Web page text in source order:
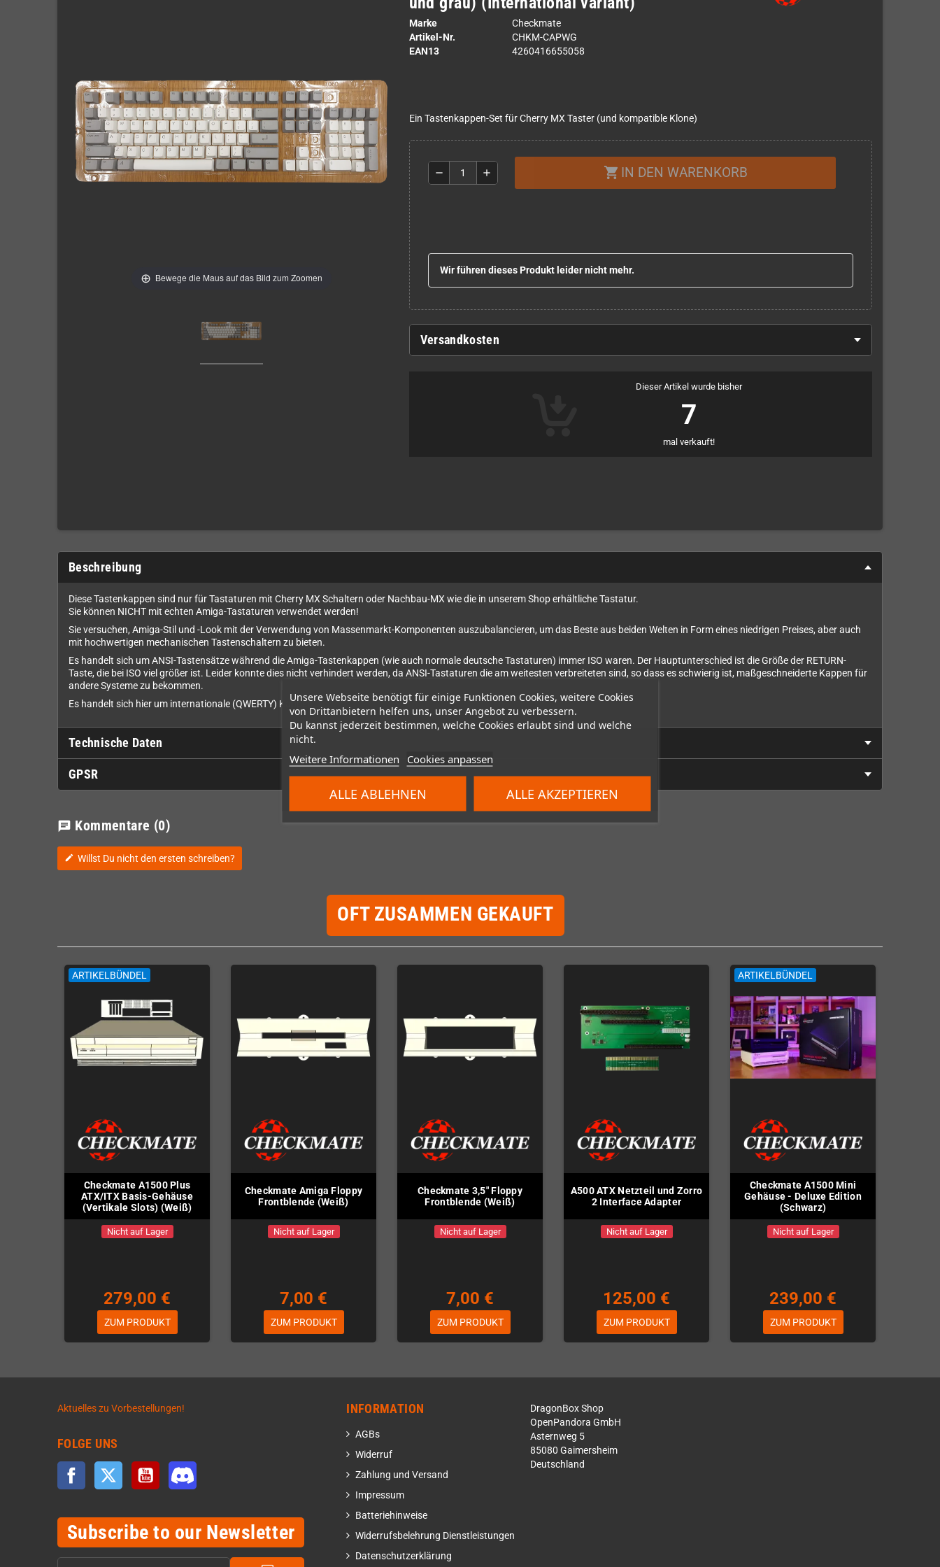
Unsere Webseite benötigt für einige Funktionen Cookies, weitere Cookies
von Drittanbietern helfen uns, unser Angebot zu verbessern.
Du kannst jederzeit bestimmen, welche Cookies erlaubt sind und welche
nicht.
Weitere Informationen Cookies anpassen
ALLE ABLEHNEN ALLE AKZEPTIEREN
Bewege die Maus auf das Bild zum Zoomen
Marke
Checkmate
Artikel-Nr.
CHKM-CAPWG
EAN13
4260416655058
Ein Tastenkappen-Set für Cherry MX Taster (und kompatible Klone)
remove add shopping_cart IN DEN WARENKORB
Wir führen dieses Produkt leider nicht mehr.
Versandkosten
Dieser Artikel wurde bisher
7
mal verkauft!
Beschreibung
Diese Tastenkappen sind nur für Tastaturen mit Cherry MX Schaltern oder Nachbau-MX wie die in unserem Shop erhältliche Tastatur.
Sie können NICHT mit echten Amiga-Tastaturen verwendet werden!
Sie versuchen, Amiga-Stil und -Look mit der Verwendung von Massenmarkt-Komponenten auszubalancieren, um das Beste aus beiden Welten in Form eines niedrigen Preises, aber auch
mit hochwertigen mechanischen Tastenschaltern zu bieten.
Es handelt sich um ANSI-Tastensätze während die Amiga-Tastenkappen (wie auch normale deutsche Tastaturen) immer ISO waren. Der Hauptunterschied ist die Größe der RETURN-
Taste, die bei ISO viel größer ist. Leider konnte dies nicht verhindert werden, da ANSI-Tastaturen die am weitesten verbreiteten sind, so dass es schwierig ist, maßgeschneiderte Kappen für
andere Systeme zu bekommen.
Es handelt sich hier um internationale (QWERTY) Kappen.
Technische Daten
GPSR
chat Kommentare (0)
edit Willst Du nicht den ersten schreiben?
OFT ZUSAMMEN GEKAUFT
ARTIKELBÜNDEL
Checkmate A1500 Plus
ATX/ITX Basis-Gehäuse
(Vertikale Slots) (Weiß)
Nicht auf Lager
279,00 €
ZUM PRODUKT
Checkmate Amiga Floppy
Frontblende (Weiß)
Nicht auf Lager
7,00 €
ZUM PRODUKT
Checkmate 3,5" Floppy
Frontblende (Weiß)
Nicht auf Lager
7,00 €
ZUM PRODUKT
A500 ATX Netzteil und Zorro
2 Interface Adapter
Nicht auf Lager
125,00 €
ZUM PRODUKT
ARTIKELBÜNDEL
Checkmate A1500 Mini
Gehäuse - Deluxe Edition
(Schwarz)
Nicht auf Lager
239,00 €
ZUM PRODUKT
Aktuelles zu Vorbestellungen!
FOLGE UNS
Facebook Twitter YouTube
Subscribe to our Newsletter
INFORMATION
AGBs
Widerruf
Zahlung und Versand
Impressum
Batteriehinweise
Widerrufsbelehrung Dienstleistungen
Datenschutzerklärung
DragonBox Shop
OpenPandora GmbH
Asternweg 5
85080 Gaimersheim
Deutschland